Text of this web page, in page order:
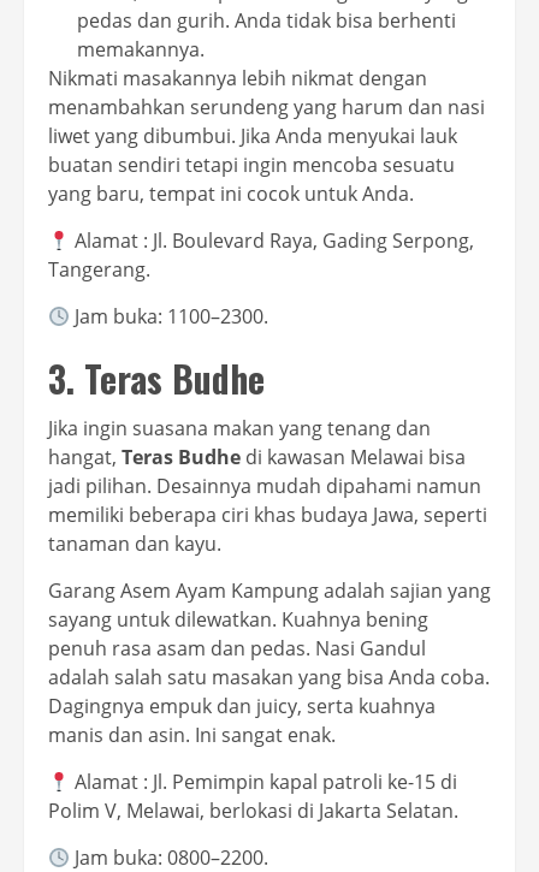
pedas dan gurih. Anda tidak bisa berhenti
memakannya.
Nikmati masakannya lebih nikmat dengan
menambahkan serundeng yang harum dan nasi
liwet yang dibumbui. Jika Anda menyukai lauk
buatan sendiri tetapi ingin mencoba sesuatu
yang baru, tempat ini cocok untuk Anda.
Alamat : Jl. Boulevard Raya, Gading Serpong,
Tangerang.
Jam buka: 1100–2300.
3. Teras Budhe
Jika ingin suasana makan yang tenang dan
hangat, Teras Budhe di kawasan Melawai bisa
jadi pilihan. Desainnya mudah dipahami namun
memiliki beberapa ciri khas budaya Jawa, seperti
tanaman dan kayu.
Garang Asem Ayam Kampung adalah sajian yang
sayang untuk dilewatkan. Kuahnya bening
penuh rasa asam dan pedas. Nasi Gandul
adalah salah satu masakan yang bisa Anda coba.
Dagingnya empuk dan juicy, serta kuahnya
manis dan asin. Ini sangat enak.
Alamat : Jl. Pemimpin kapal patroli ke-15 di
Polim V, Melawai, berlokasi di Jakarta Selatan.
Jam buka: 0800–2200.